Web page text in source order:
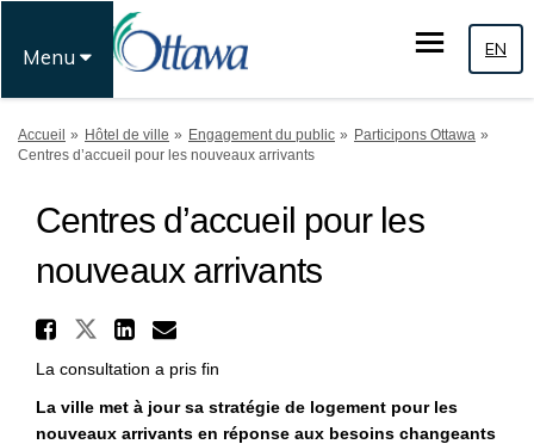
Menu EN
Vous êtes ici:
Accueil Hôtel de ville Engagement du public
Participons Ottawa
Centres d’accueil pour les nouveaux arrivants
Centres d’accueil pour les
nouveaux arrivants
Partager Centres d’accueil
Partager Centres
Partager Centres
Courriel Centres
La consultation a pris fin
La ville met à jour sa stratégie de logement pour les
nouveaux arrivants en réponse aux besoins changeants